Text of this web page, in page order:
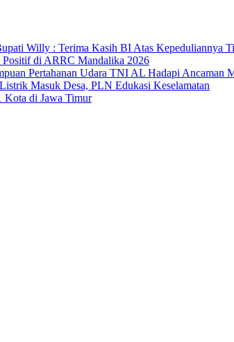
Willy : Terima Kasih BI Atas Kepeduliannya
di ARRC Mandalika 2026
Pertahanan Udara TNI AL Hadapi Ancaman
Masuk Desa, PLN Edukasi Keselamatan
Kota di Jawa Timur